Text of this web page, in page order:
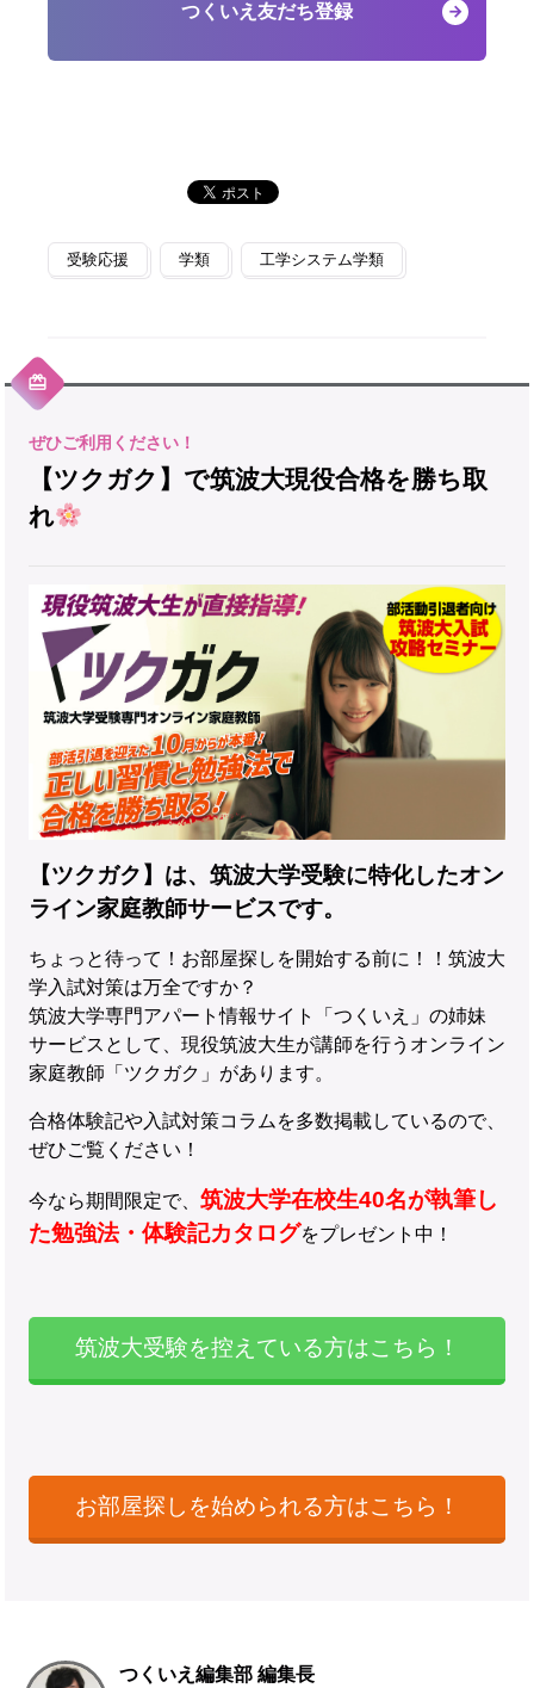
つくいえ友だち登録
受験応援 学類 工学システム学類
【ツクガク】で筑波大現役合格を勝ち取
れ
【ツクガク】は、筑波大学受験に特化したオン
ライン家庭教師サービスです。
ちょっと待って！お部屋探しを開始する前に！！筑波大
学入試対策は万全ですか？
筑波大学専門アパート情報サイト「つくいえ」の姉妹
サービスとして、現役筑波大生が講師を行うオンライン
家庭教師「ツクガク」があります。
合格体験記や入試対策コラムを多数掲載しているので、
ぜひご覧ください！
今なら期間限定で、 筑波大学在校生40名が執筆し
た勉強法・体験記カタログをプレゼント中！
筑波大受験を控えている方はこちら！
お部屋探しを始められる方はこちら！
つくいえ編集部 編集長